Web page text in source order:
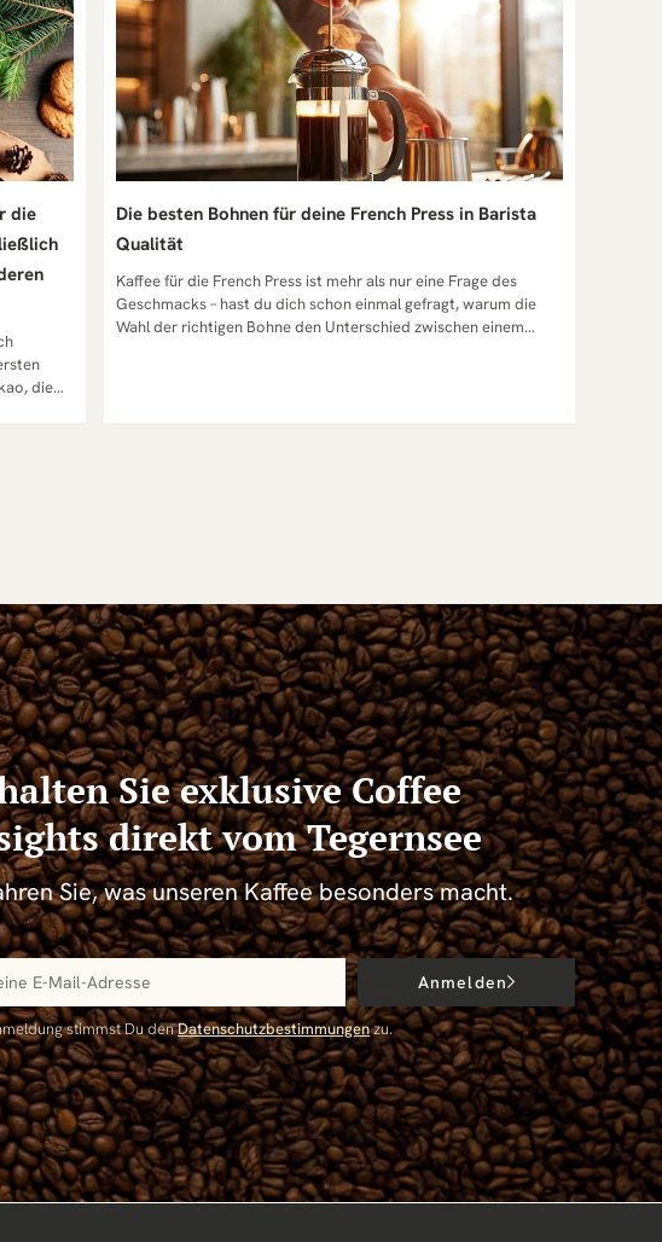
die
Sensorik und Fingerspitzengefühl – eine Symphonie aus Bohne, Röstung und Aroma. Das Ziel jeder festlichen Mischung ist nicht, laut zu sein – sondern perfekt ausbalanciert zu klingen. Das ist die wahre Kunst der Mischung: aus drei Kontinenten, fünf Varietäte
Die besten Bohnen für deine French Press in Barista
Qualität
Kaffee für die French Press ist mehr als nur eine Frage des Geschmacks – hast du dich schon einmal gefragt, warum die Wahl der richtigen Bohne den Unterschied zwischen einem guten und einem perfekten Kaffee aus der French Press ausmacht? Wir zeigen dir aus unserer langjährigen Erfahrung als Spezialitätenrösterei, welche Bohnen wir selbst täglich verwenden und warum. Die besten Kaffeesorten für deine French Press – Unsere Empfehlungen aus erster Hand Wenn wir von Kaffees sprechen, die perfekt für die French Press geeignet sind, dann sprechen wir nicht über generische Mischungen aus dem Supermarkt, sondern über hochwertige Kaffeebohnen, die mit Sorgfalt ausgewählt, frisch geröstet und optimal für die Extraktion in der Pressstempelkanne aufbereitet wurden. Über die Jahre haben wir viele Kaffeesorten getestet, Arabica und Robusta in verschiedenen Mischungen probiert und mit unterschiedlichen Röstungen und Mahlgraden experimentiert. Wir wissen: Der richtige Kaffee für die French Press muss nicht nur im Aroma überzeugen, sondern auch so verarbeitet sein, dass der Kaffee in der French Press sein volles Potenzial entfalten kann. Das bedeutet: ein ausgewogener Röstgrad, ein grob gemahlener Mahlgrad und Bohnen, die frisch geröstet sind – denn nur so erreichen Sie ein Geschmackserlebnis, das sowohl aromatisch als auch harmonisch ist. Warum Arabica und Robusta in der French Press unterschiedlich wirken Aus unserer Erfahrung als Rösterei können wir sagen: Arabica und Robusta verhalten sich in der French Press wie zwei sehr unterschiedliche Charaktere. Arabica-Kaffee bringt oft feine, fruchtige Noten und eine angenehme Säure mit, die besonders bei mittlerem Röstgrad und grobem Mahlgrad zur Geltung kommen. Robusta hingegen ist kräftiger, mit mehr Körper, weniger Säure und oft einer cremigeren Textur – ideal, wenn Sie einen intensiveren, vollmundigen French Press Kaffee bevorzugen. Unser Tipp: Probieren Sie Mischungen aus Arabica und Robusta. Diese verbinden die aromatische Vielfalt von Arabica mit der Tiefe und Cremigkeit von Robusta und sorgen für ein ausgewogenes Ergebnis, das sich ideal für die French Press eignet. Welche Kaffees sich besonders gut für die French Press eignen Kaffees, die gut für die French Press sind, zeichnen sich durch drei Dinge aus: Frisch geröstete Bohnen – für das volle Aroma. Mittlerer Röstgrad – um Bitterstoffe zu vermeiden und dennoch eine runde Tasse zu erhalten. Grob gemahlenen Kaffee – für eine saubere Tasse ohne zu viel Kaffeesatz. Wir empfehlen Bohnen aus Regionen wie Südamerika (schokoladig, nussig) und Ostafrika (fruchtig, floral). Diese Geschmacksrichtungen bieten eine große Bandbreite an Aromen, die in der French Press wunderbar zur Geltung kommen. In unserem Onlineshop finden Sie speziell ausgewählte Kaffees, die sich perfekt für die French Press eignen – von reinsortigen Arabicas bis zu ausgewogenen Blends. Christmas Coffee 2025 €14,00 Enthält 7% MwSt. (€56,00 / kg) zzgl. Versand Lieferzeit: sofort lieferbar Wie Röstung und Röstgrad den Geschmack beeinflussen Die Röstung ist das Herzstück jeder Kaffeebohne – und der Röstgrad entscheidet maßgeblich, wie sich Geschmack und das Aroma in der French Press entwickeln. Helle Röstungen: Mehr Säure, oft fruchtig und komplex – ideal, wenn Sie ein lebendiges Aroma bevorzugen. Mittlerer Röstgrad: Ausgewogen, aromatisch und vielseitig – unser Favorit für die French Press. Dunkle Röstungen: Weniger Säure, kräftiger Körper, aber in der French Press schnell bitter, wenn der Kaffee zu lange zieht. Wir rösten unsere Bohnen so, dass der Kaffee eignet sich besonders gut für die French Press – mit einem mittleren Röstgrad, der das Beste aus jeder Sorte herausholt. So erhalten Sie bei jedem Brühvorgang ein konstantes, <em>frisch gebrühtes</em> Ergebnis mit vollem Aroma. Warum die Wahl der richtigen Bohnen für die French Press entscheidend ist Wer einmal den Unterschied zwischen einem perfekt für die French Press ausgewählten Kaffee und einem beliebigen Kaffee aus dem Supermarkt probiert hat, weiß: Die Wahl der richtigen Bohnen ist kein Detail, sondern der Schlüssel zu einem herausragenden French Press Erlebnis. Aus unserer langjährigen Arbeit in der Rösterei haben wir gelernt, dass Bohnenqualität, Röstgrad und Mahlgrad direkt darüber entscheiden, ob der fertige Kaffee harmonisch und aromatisch oder flach und schnell bitter schmeckt. Was macht Kaffee für die French Press so besonders? Die French Press ist eine der ursprünglichsten Formen der Kaffeezubereitung. Sie verzichtet auf Papierfilter und lässt so die natürlichen Öle und feinen Schwebstoffe der Bohne in der Tasse. Das sorgt für ein besonders vollmundiges Geschmackserlebnis mit intensivem Aroma. Wir haben über die Jahre festgestellt, dass Kaffeebohnen für die French Press ein ausgewogenes Zusammenspiel aus Säure, Körper und Aromaprofil mitbringen sollten – nicht jede Kaffeesorte ist dafür geeignet. Anders als bei der Filterkaffee-Zubereitung bleibt der Kaffee in direktem Kontakt mit dem heißen Wasser während der gesamten Brühzeit. Das bedeutet, dass der richtige Kaffee nicht nur hochwertig, sondern auch so geröstet sein muss, dass er über mehrere Minuten Ziehzeit hinweg seine Aromen gleichmäßig entfaltet. Warum grob gemahlene Bohnen für eine gleichmäßige Extraktion sorgen Eine der wichtigsten Erkenntnisse aus unserer Praxis: Für Kaffee für die French Press ist ein grober Mahlgrad unverzichtbar. Warum? Weil zu fein gemahlene Bohnen zu einer Überextraktion führen – der Kaffee schmeckt schnell bitter, verliert an Balance und wird trüb. Mit einem groben Mahlgrad hingegen wird das Kaffeepulver gleichmäßig vom Wasser durchdrungen, die Extraktion verläuft kontrolliert und die Bitterstoffe bleiben im Zaum. Außerdem bleibt der Kaffeesatz besser am Boden der Pressstempelkanne, was den fertigen Kaffee klarer und angenehmer im Mundgefühl macht. Wir mahlen unsere Bohnen für die French Press oft direkt vor dem Brühen – so bleibt das volle Aroma erhalten und der Kaffee entwickelt beim Aufgießen eine lebendige, frische Duftnote, die schon vor dem ersten Schluck Lust auf mehr macht. Welche Rolle spielen Aroma und Säure im French Press Kaffee Aus Erfahrung wissen wir: Die Säure im Kaffee ist nicht der Feind, sondern ein wichtiger Geschmacksgeber – vorausgesetzt, sie ist fein eingebunden. Ein gut gerösteter Arabica kann in der French Press eine lebendige Fruchtigkeit mitbringen, während ein höherer Robusta-Anteil mehr Körper und Tiefe liefert. Das Aroma entfaltet sich in der French Press intensiver als bei der Filterzubereitung, weil keine Filterpapiere Geschmacksöle zurückhalten. Hier kommen auch die Geschmacksnoten der Bohne – ob schokoladig, nussig oder fruchtig – besonders klar zur Geltung. Unser Ansatz in der Rösterei: Wir wählen frisch geröstete Bohnen mit einem mittleren Röstgrad, der sowohl die natürliche Süße als auch die aromatische Tiefe betont. So entsteht ein perfekter Kaffee mit ausgewogener Säure, vollem Körper und einer aromatischen Fülle, die typisch für die French Press ist. French Press Kaffeebohnen – Qualität und Herkunft im Fokus Wenn es um Kaffeebohnen für die French Press geht, zählt für uns in der Rösterei vor allem eins: kompromisslose Qualität. Denn nur aus hochwertigen Kaffeebohnen entsteht ein French Press Kaffee, der nicht nur aromatisch, sondern auch in jeder Tasse konstant gut ist. Unsere Erfahrung zeigt: Herkunft, Röstung und Frische sind die drei Säulen, auf denen sich ein perfekter Kaffee für die French Press aufbaut. Warum frisch geröstete Bohnen der Schlüssel zu vollem Aroma sind Frisch geröstete Bohnen sind das Herzstück jeder guten Kaffeezubereitung – besonders, wenn es um die French Press geht. Direkt nach der Röstung beginnt Kaffee Aromen zu verlieren. Je frischer der Kaffee, desto intensiver das volle Aroma und desto deutlicher die feinen Geschmacksnoten. Wir rösten in kleinen Chargen, um sicherzustellen, dass der Kaffee, den Sie bei uns kaufen, so frisch wie möglich bei Ihnen ankommt. So können Sie sicher sein, dass der richtige Kaffee für Ihre French Press nicht nur auf dem Etikett gut klingt, sondern in der Tasse auch tatsächlich überzeugt. Herkunftsländer und ihre typischen Geschmacksnoten – von Südamerika bis Afrika Die Herkunft der Bohnen prägt den Charakter des Kaffees wie kaum ein anderer Faktor. In unserer Rösterei verarbeiten wir Kaffees aus verschiedenen Regionen, um ein möglichst breites Spektrum an Aromen anbieten zu können: Südamerika (z. B. Brasilien, Kolumbien): mild, schokoladig, nussig, mit ausgewogener Säure – ideal für ein harmonisches French Press Erlebnis. Afrika (z. B. Äthiopien, Kenia): fruchtig, floral, oft mit einer lebendigen Säure – perfekt für alle, die einen lebendigeren, komplexeren Kaffee suchen. Asien (z. B. Indien, Sumatra): kräftig, würzig, erdig – besonders interessant in Mischungen mit Arabica und Robusta. Indem wir diese Geschmacksprofile kennen und gezielt einsetzen, können wir Kaffees anbieten, die sich eignet sich besonders gut für die French Press und sowohl Einsteiger als auch erfahrene Kaffeeliebhaber begeistern. Wie nachhaltiger Kaffee nicht nur gut schmeckt, sondern auch fair ist Für uns bedeutet „guter Kaffee“ mehr als nur exzellenten Geschmack. Nachhaltigkeit spielt bei der Auswahl unserer French Press Kaffeebohnen eine zentrale Rolle. Wir beziehen viele unserer Kaffees direkt von Farmen oder über Kooperativen, die faire Preise zahlen und langfristige Beziehungen zu den Produzenten pflegen. Nachhaltiger Kaffee hat nicht nur den Vorteil, dass er ökologisch verantwortungsvoll angebaut wird – er schmeckt oft auch besser. Gesunde Böden, sorgfältige Ernte und schonende Aufbereitung sorgen für hochwertige Kaffees, deren Aroma sich klar und unverfälscht in der Tasse zeigt. Mit jeder Tasse unseres nachhaltigen Kaffees genießen Sie nicht nur ein außergewöhnliches Geschmackserlebnis, sondern unterstützen auch Produzenten, die ihre Arbeit mit Leidenschaft und Respekt für Natur und Menschen ausführen. Wo du die besten Kaf
Sie exklusive Coffee
direkt vom Tegernsee
Sie, was unseren Kaffee besonders macht.
Anmelden
stimmst Du denDatenschutzbestimmungenzu.